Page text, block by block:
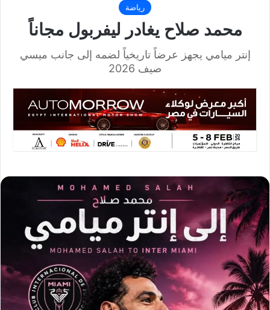
رياضة
محمد صلاح يغادر ليفربول مجاناً
إنتر ميامي يجهز عرضاً تاريخياً لضمه إلى جانب ميسي
صيف 2026